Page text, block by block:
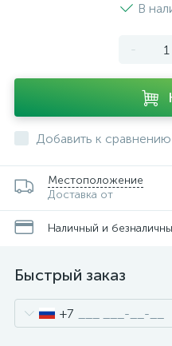
В
-
Добавить к сравнению
Местоположение
Доставка от
Наличный и
Быстрый заказ
+7